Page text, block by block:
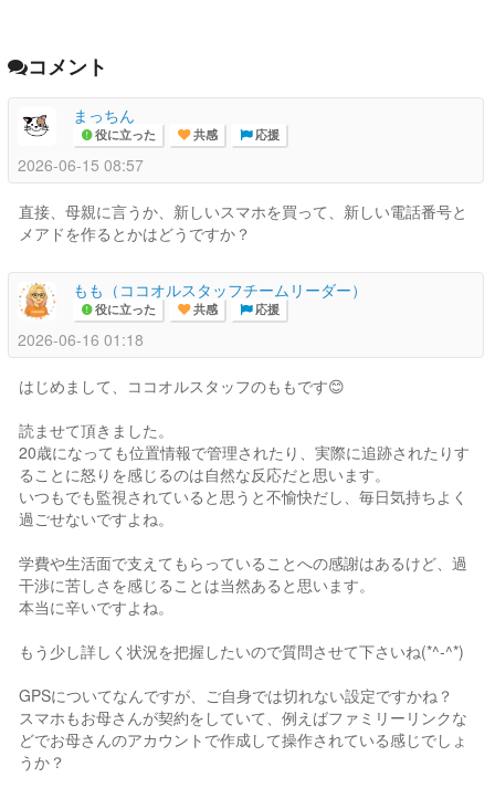
コメント
まっちん
役に立った 共感 応援
2026-06-15 08:57
直接、母親に言うか、新しいスマホを買って、新しい電話番号と
メアドを作るとかはどうですか？
もも（ココオルスタッフチームリーダー）
役に立った 共感 応援
2026-06-16 01:18
はじめまして、ココオルスタッフのももです😊
読ませて頂きました。
20歳になっても位置情報で管理されたり、実際に追跡されたりす
ることに怒りを感じるのは自然な反応だと思います。
いつもでも監視されていると思うと不愉快だし、毎日気持ちよく
過ごせないですよね。
学費や生活面で支えてもらっていることへの感謝はあるけど、過
干渉に苦しさを感じることは当然あると思います。
本当に辛いですよね。
もう少し詳しく状況を把握したいので質問させて下さいね(*^-^*)
GPSについてなんですが、ご自身では切れない設定ですかね？
スマホもお母さんが契約をしていて、例えばファミリーリンクな
どでお母さんのアカウントで作成して操作されている感じでしょ
うか？